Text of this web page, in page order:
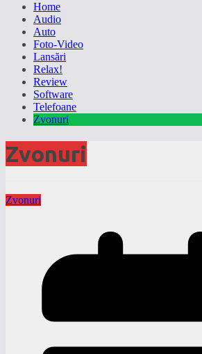
Home
Audio
Auto
Foto-Video
Lansări
Relax!
Review
Software
Telefoane
Zvonuri
Zvonuri
Zvonuri